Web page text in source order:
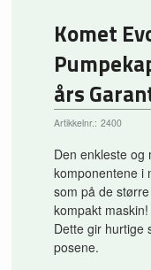
Komet
års
Artikkelnr.: 2400
Den enkleste og
komponentene i
som på de
kompakt
Dette gir hurtige
posene.